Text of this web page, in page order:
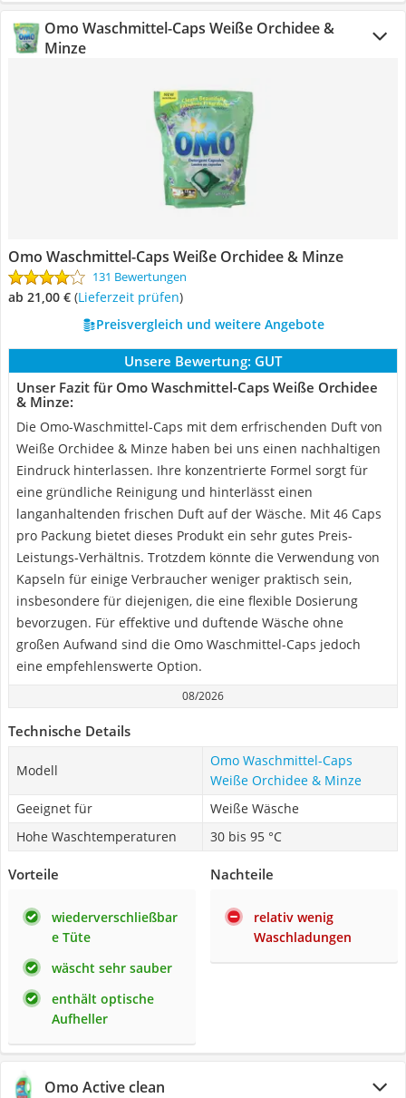
Omo Waschmittel-Caps Weiße Orchidee &
Minze
Omo Waschmittel-Caps Weiße Orchidee & Minze
131 Bewertungen
ab 21,00 € (Lieferzeit prüfen)
Preisvergleich und weitere Angebote
Unsere Bewertung: GUT
Unser Fazit für Omo Waschmittel-Caps Weiße Orchidee
& Minze:
Die Omo-Waschmittel-Caps mit dem erfrischenden Duft von
Weiße Orchidee & Minze haben bei uns einen nachhaltigen
Eindruck hinterlassen. Ihre konzentrierte Formel sorgt für
eine gründliche Reinigung und hinterlässt einen
langanhaltenden frischen Duft auf der Wäsche. Mit 46 Caps
pro Packung bietet dieses Produkt ein sehr gutes Preis-
Leistungs-Verhältnis. Trotzdem könnte die Verwendung von
Kapseln für einige Verbraucher weniger praktisch sein,
insbesondere für diejenigen, die eine flexible Dosierung
bevorzugen. Für effektive und duftende Wäsche ohne
großen Aufwand sind die Omo Waschmittel-Caps jedoch
eine empfehlenswerte Option.
08/2026
Technische Details
Modell
Omo Waschmittel-Caps
Weiße Orchidee & Minze
Geeignet für
Weiße Wäsche
Hohe Waschtemperaturen
30 bis 95 °C
Vorteile
wiederverschließbar
e Tüte
wäscht sehr sauber
enthält optische
Aufheller
Nachteile
relativ wenig
Waschladungen
Omo Active clean